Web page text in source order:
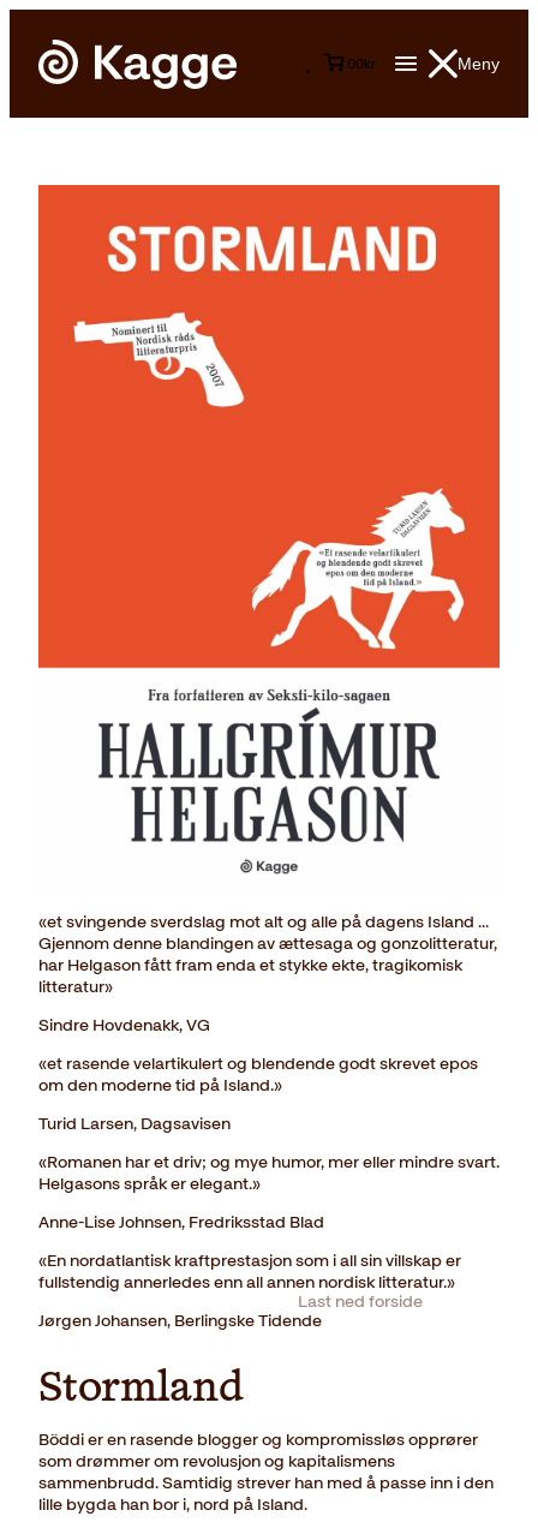
Meny
00kr
Last ned forside
«et svingende sverdslag mot alt og alle på dagens Island ...
Gjennom denne blandingen av ættesaga og gonzolitteratur,
har Helgason fått fram enda et stykke ekte, tragikomisk
litteratur»
Sindre Hovdenakk, VG
«et rasende velartikulert og blendende godt skrevet epos
om den moderne tid på Island.»
Turid Larsen, Dagsavisen
«Romanen har et driv; og mye humor, mer eller mindre svart.
Helgasons språk er elegant.»
Anne-Lise Johnsen, Fredriksstad Blad
«En nordatlantisk kraftprestasjon som i all sin villskap er
fullstendig annerledes enn all annen nordisk litteratur.»
Jørgen Johansen, Berlingske Tidende
Stormland
Böddi er en rasende blogger og kompromissløs opprører
som drømmer om revolusjon og kapitalismens
sammenbrudd. Samtidig strever han med å passe inn i den
lille bygda han bor i, nord på Island.